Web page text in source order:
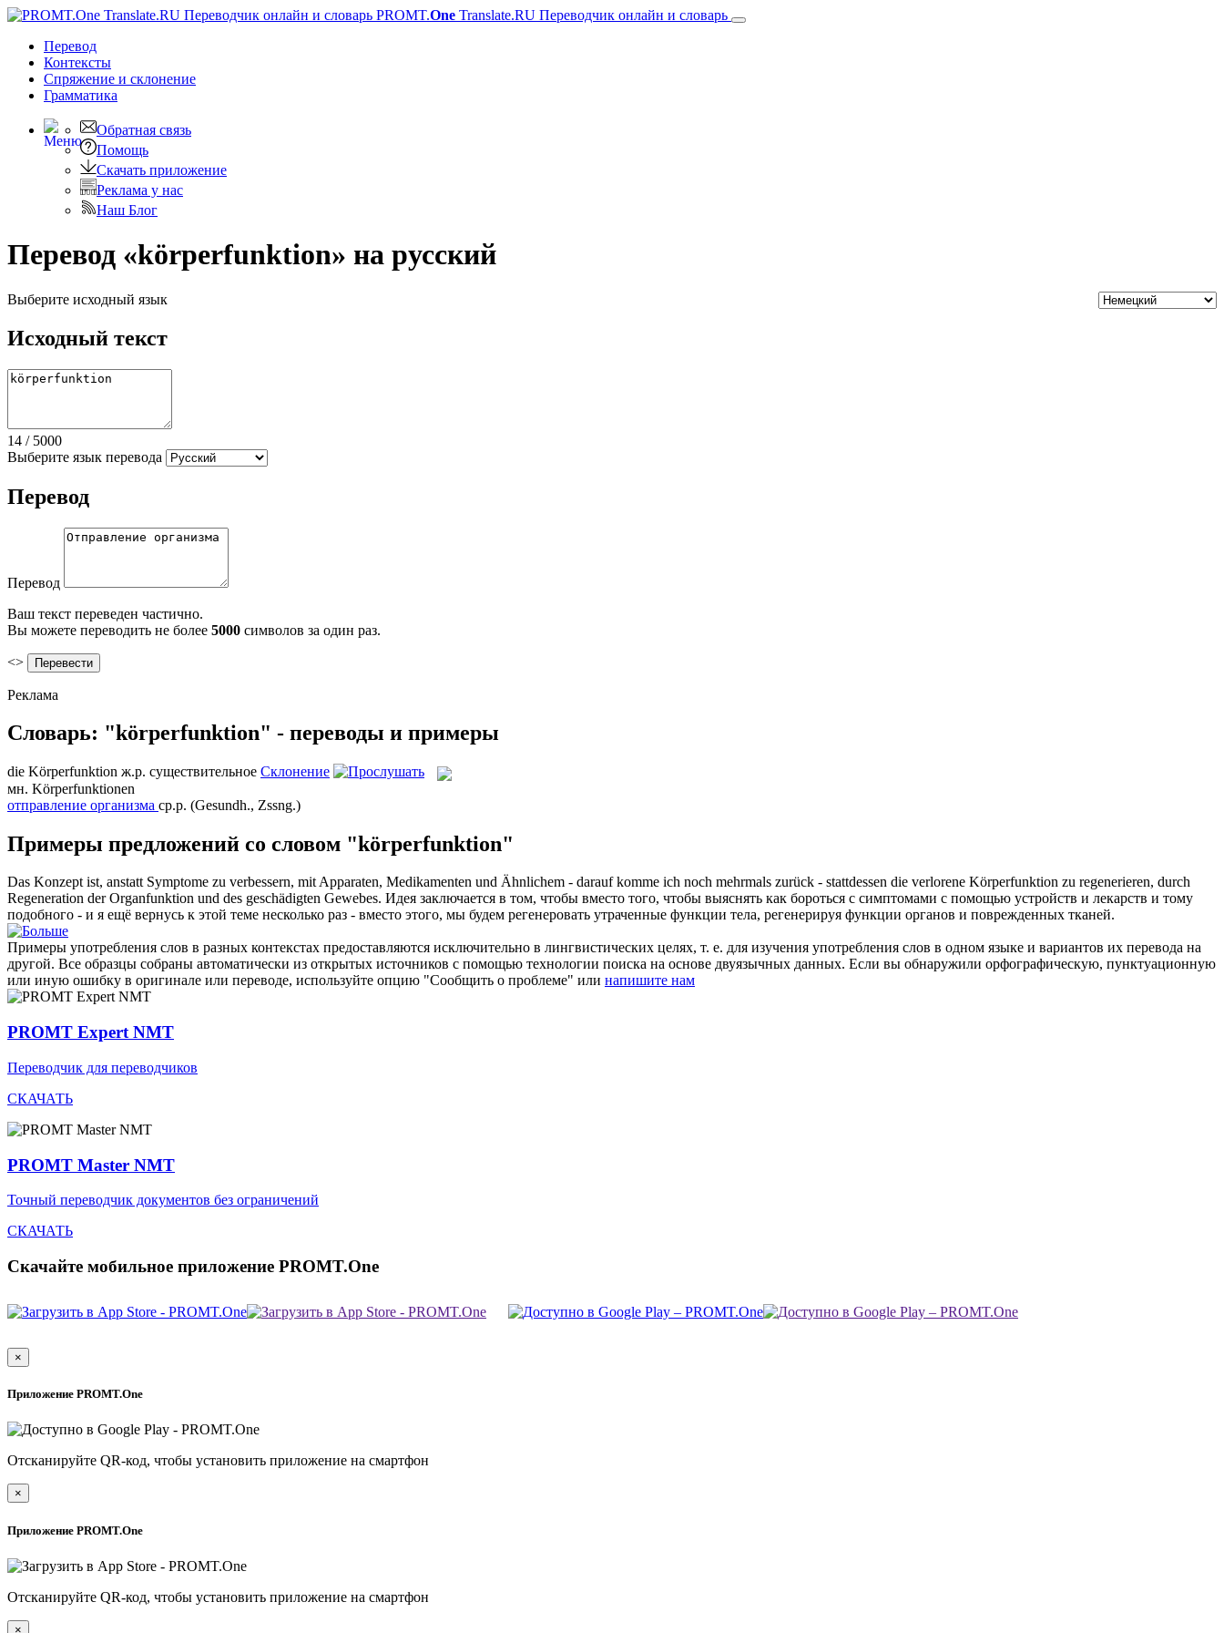
PROMT.One Translate.RU Переводчик онлайн и словарь
Перевод
Контексты
Спряжение и склонение
Грамматика
Обратная связь
Помощь
Скачать приложение
Реклама у нас
Наш Блог
Перевод «körperfunktion» на русский
Выберите исходный язык
Исходный текст
14 / 5000
Выберите язык перевода
Перевод
Перевод
Ваш текст переведен частично.
Вы можете переводить не более 5000 символов за один раз.
<>
Реклама
Словарь: "körperfunktion" - переводы и примеры
die Körperfunktion ж.р. существительное Склонение
мн. Körperfunktionen
отправление организма ср.р. (Gesundh., Zssng.)
Примеры предложений со словом "körperfunktion"
Das Konzept ist, anstatt Symptome zu verbessern, mit Apparaten, Medikamenten und Ähnlichem - darauf komme ich noch mehrmals zurück - stattdessen die verlorene Körperfunktion zu regenerieren, durch
Regeneration der Organfunktion und des geschädigten Gewebes. Идея заключается в том, чтобы вместо того, чтобы выяснять как бороться с симптомами с помощью устройств и лекарств и тому
подобного - и я ещё вернусь к этой теме несколько раз - вместо этого, мы будем регенеровать утраченные функции тела, регенерируя функции органов и поврежденных тканей.
Примеры употребления слов в разных контекстах предоставляются исключительно в лингвистических целях, т. е. для изучения употребления слов в одном языке и вариантов их перевода на
другой. Все образцы собраны автоматически из открытых источников с помощью технологии поиска на основе двуязычных данных. Если вы обнаружили орфографическую, пунктуационную
или иную ошибку в оригинале или переводе, используйте опцию "Сообщить о проблеме" или напишите нам
PROMT Expert NMT
Переводчик для переводчиков
СКАЧАТЬ
PROMT Master NMT
Точный переводчик документов без ограничений
СКАЧАТЬ
Скачайте мобильное приложение PROMT.One
×
Приложение PROMT.One
Отсканируйте QR-код, чтобы установить приложение на смартфон
×
Приложение PROMT.One
Отсканируйте QR-код, чтобы установить приложение на смартфон
×